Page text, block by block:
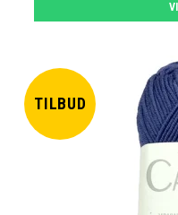
TILBUD